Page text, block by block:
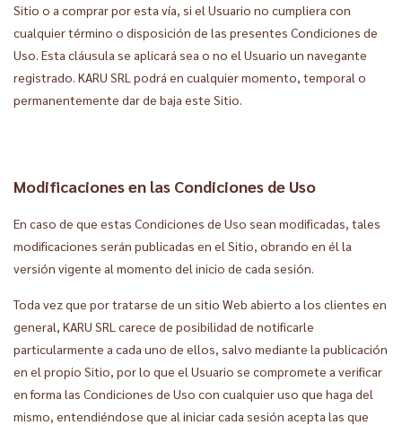
Sitio o a comprar por esta vía, si el Usuario no cumpliera con
cualquier término o disposición de las presentes Condiciones de
Uso. Esta cláusula se aplicará sea o no el Usuario un navegante
registrado. KARU SRL podrá en cualquier momento, temporal o
permanentemente dar de baja este Sitio.
Modificaciones en las Condiciones de Uso
En caso de que estas Condiciones de Uso sean modificadas, tales
modificaciones serán publicadas en el Sitio, obrando en él la
versión vigente al momento del inicio de cada sesión.
Toda vez que por tratarse de un sitio Web abierto a los clientes en
general, KARU SRL carece de posibilidad de notificarle
particularmente a cada uno de ellos, salvo mediante la publicación
en el propio Sitio, por lo que el Usuario se compromete a verificar
en forma las Condiciones de Uso con cualquier uso que haga del
mismo, entendiéndose que al iniciar cada sesión acepta las que